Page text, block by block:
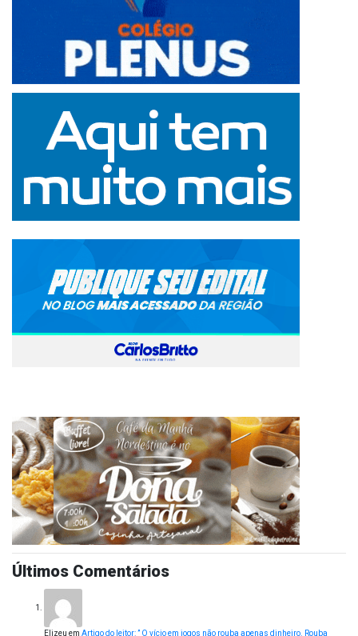
Últimos Comentários
Elizeu em Artigo do leitor: ” O vício em jogos não rouba apenas dinheiro. Rouba